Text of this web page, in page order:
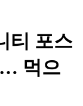
티 포스
… 먹으